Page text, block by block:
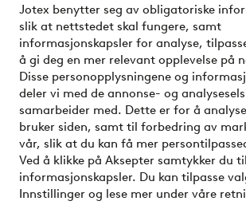
Jotex benytter seg av obligatoriske
slik at nettstedet skal fungere, samt
informasjonskapsler for analyse,
å gi deg en mer relevant opplevelse på
Disse personopplysningene og
deler vi med de annonse- og
samarbeider med. Dette er for å
bruker siden, samt til forbedring av
vår, slik at du kan få mer
Ved å klikke på Aksepter samtykker du
informasjonskapsler. Du kan tilpasse
Innstillinger og lese mer under våre
Venner
Sikre betalinger - Betal direkte
Vil du vite mer om våre
elpy